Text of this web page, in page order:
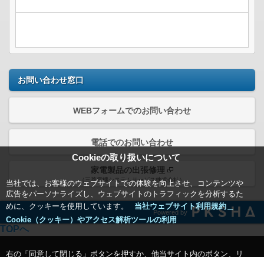
Cookieの取り扱いについて
当社では、お客様のウェブサイトでの体験を向上させ、コンテンツや
広告をパーソナライズし、ウェブサイトのトラフィックを分析するた
めに、クッキーを使用しています。
当社ウェブサイト利用規約＿
Cookie（クッキー）やアクセス解析ツールの利用
右の「同意して閉じる」ボタンを押すか、他当サイト内のボタン、リ
お問い合わせ窓口
WEBフォームでのお問い合わせ
電話でのお問い合わせ
家電製品の出張修理
（三菱電機システムサービス株式会社）
Powered by
TOPへ